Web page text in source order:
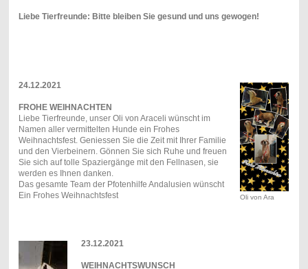
Liebe Tierfreunde: Bitte bleiben Sie gesund und uns gewogen!
Oli von Ara
24.12.2021
FROHE WEIHNACHTEN
Liebe Tierfreunde, unser Oli von Araceli wünscht im
Namen aller vermittelten Hunde ein Frohes
Weihnachtsfest. Geniessen Sie die Zeit mit Ihrer Familie
und den Vierbeinern. Gönnen Sie sich Ruhe und freuen
Sie sich auf tolle Spaziergänge mit den Fellnasen, sie
werden es Ihnen danken.
Das gesamte Team der Pfotenhilfe Andalusien wünscht
Ein Frohes Weihnachtsfest
23.12.2021
WEIHNACHTSWUNSCH